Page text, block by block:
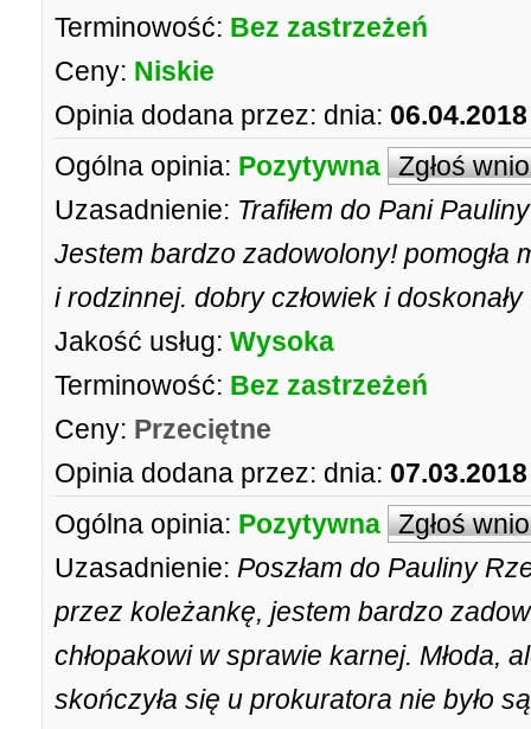
Terminowość: Bez zastrzeżeń
Ceny: Niskie
Opinia dodana przez: dnia:
Ogólna opinia: Pozytywna Zgłoś
Uzasadnienie: Trafiłem do Pani
Jestem bardzo zadowolony! pomogła
i rodzinnej. dobry człowiek i
Jakość usług: Wysoka
Terminowość: Bez zastrzeżeń
Ceny: Przeciętne
Opinia dodana przez: dnia:
Ogólna opinia: Pozytywna Zgłoś
Uzasadnienie: Poszłam do Pauliny
przez koleżankę, jestem bardzo
chłopakowi w sprawie karnej. Młoda,
skończyła się u prokuratora nie było